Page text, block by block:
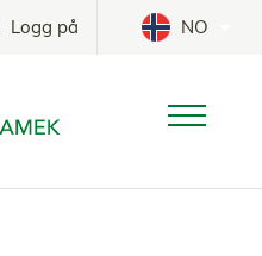
Logg på NO